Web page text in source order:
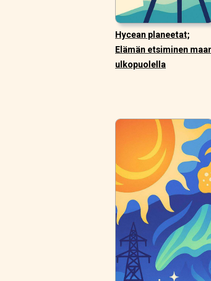
Hycean planeetat;
Elämän etsiminen
ulkopuolella